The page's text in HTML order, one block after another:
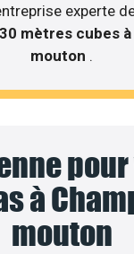
experte
mètres cubes
mouton .
à
mouton